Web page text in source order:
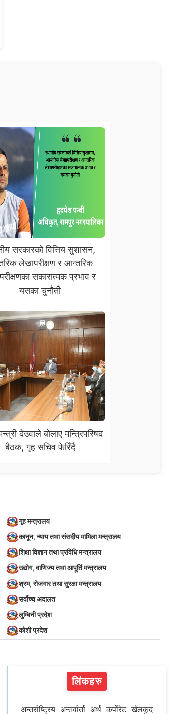
सरकारको वित्तिय सुशासन,
लेखापरीक्षण र आन्तरिक
सकारात्मक प्रभाव र
यसका चुनौती
देउवाले बोलाए मन्त्रिपरिषद
बैठक, गृह सचिव फेरिँदै
गृह मन्त्रालय
कानून, न्याय तथा संसदीय मामिला मन्त्रालय
शिक्षा विज्ञान तथा प्रविधि मन्त्रालय
उद्योग, वाणिज्य तथा आपूर्ति मन्त्रालय
श्रम, रोजगार तथा सुरक्षा मन्त्रालय
सर्वोच्च अदालत
लुम्बिनी प्रदेश
कोशी प्रदेश
लिंकहरु
अन्तर्राष्ट्रिय अन्तर्वार्ता अर्थ कर्पोरेट खेलकुद